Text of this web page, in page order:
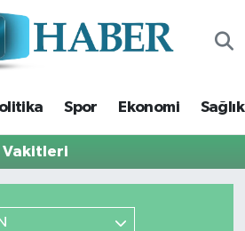
Spor Ekonomi Sağlık
Vakitlerive Fikstür